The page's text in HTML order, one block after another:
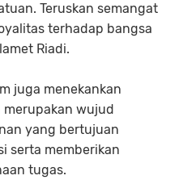
Teruskan semangat
terhadap bangsa
Riadi.
juga menekankan
wujud
yang bertujuan
serta memberikan
tugas.